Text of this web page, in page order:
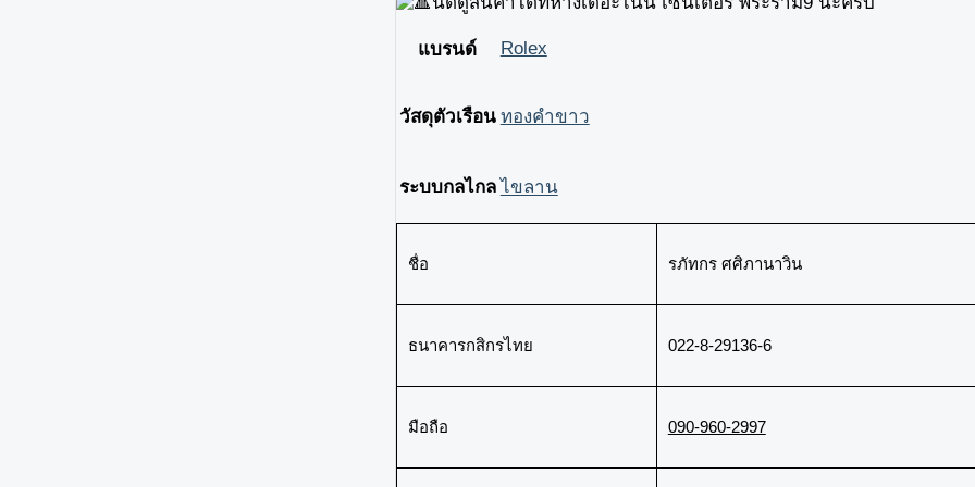
แบรนด์ Rolex
วัสดุตัวเรือน ทองคำขาว
ระบบกลไกล ไขลาน
ชื่อ รภัทกร ศศิภานาวิน
ธนาคารกสิกรไทย 022-8-29136-6
มือถือ 090-960-2997